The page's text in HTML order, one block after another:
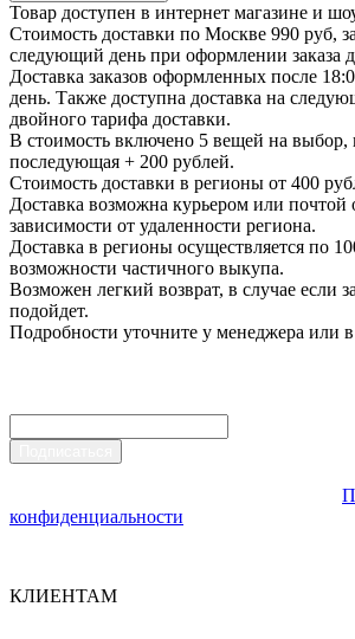
Товар доступен в интернет магазине и
Стоимость доставки по Москве 990 руб,
следующий день при оформлении заказа
Доставка заказов оформленных после
день. Также доступна доставка на
двойного тарифа доставки.
В стоимость включено 5 вещей на выбор,
последующая + 200 рублей.
Стоимость доставки в регионы от 400
Доставка возможна курьером или почтой
зависимости от удаленности региона.
Доставка в регионы осуществляется по
возможности частичного выкупа.
Возможен легкий возврат, в случае если
подойдет.
Подробности уточните у менеджера или в
конфиденциальности
КЛИЕНТАМ